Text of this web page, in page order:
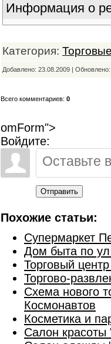
Информация о
Категория:
Добавлено: 23.08.2009 |
Всего комментариев: 0
omForm">
Войдите:
Отправить
Похожие статьи:
Супермаркет
Дом быта по
Торговый
Торгово-
Схема нового
Космонавтов
Косметика и
Салон красоты